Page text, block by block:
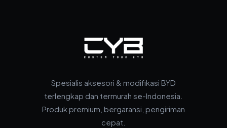
Spesialis aksesori & modifikasi BYD
terlengkap dan termurah se-Indonesia.
Produk premium, bergaransi, pengiriman
cepat.